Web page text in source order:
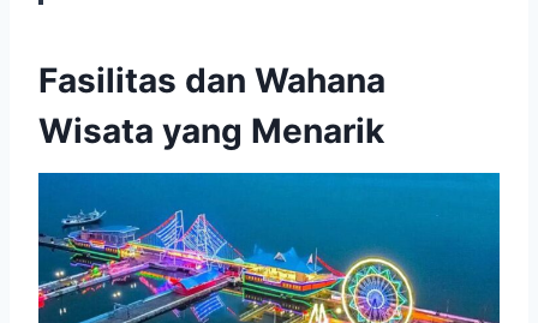
Fasilitas dan Wahana
Wisata yang Menarik